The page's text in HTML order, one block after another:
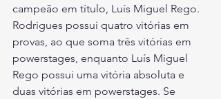
campeão em título, Luís Miguel Rego.
Rodrigues possui quatro vitórias em
provas, ao que soma três vitórias em
powerstages, enquanto Luís Miguel
Rego possui uma vitória absoluta e
duas vitórias em powerstages. Se